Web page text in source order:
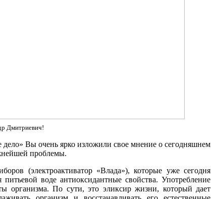
Дмитриевич!
дело» Вы очень ярко изложили свое мнение о сегодняшнем
проблемы.
(электроактиватор «Влада»), которые уже сегодня
воде антиоксидантные свойства. Употребление
организма. По сути, это эликсир жизни, который дает